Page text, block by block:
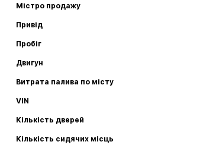
Містро продажу
Привід
Пробіг
Двигун
Витрата палива по місту
VIN
Кількість дверей
Кількість сидячих місць